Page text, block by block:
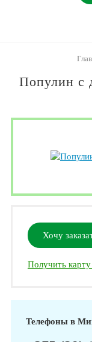
Популин с
Хочу
Получить
Телефоны в